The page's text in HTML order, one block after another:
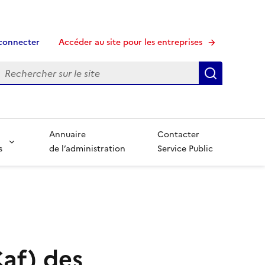
Accéder au site pour les entreprises
Annuaire
de l’administration
Contacter
Service Public